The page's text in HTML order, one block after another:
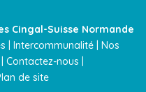
Cingal-Suisse Normande
| Intercommunalité
Nos
Contactez-nous |
de site